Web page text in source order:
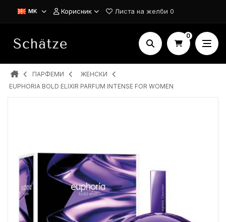
MK Корисник Листа на желби 0
0
ПАРФЕМИ
ЖЕНСКИ
EUPHORIA BOLD ELIXIR PARFUM INTENSE FOR WOMEN